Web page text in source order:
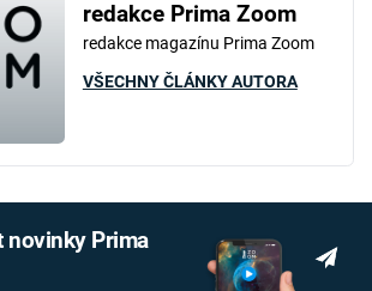
redakce Prima Zoom
redakce magazínu Prima Zoom
VŠECHNY ČLÁNKY AUTORA
novinky Prima